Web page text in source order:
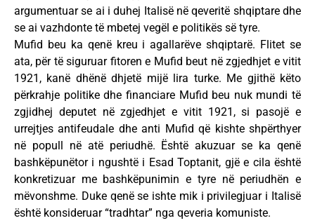
argumentuar se ai i duhej Italisë në qeveritë shqiptare dhe
se ai vazhdonte të mbetej vegël e politikës së tyre.
Mufid beu ka qenë kreu i agallarëve shqiptarë. Flitet se
ata, për të siguruar fitoren e Mufid beut në zgjedhjet e vitit
1921, kanë dhënë dhjetë mijë lira turke. Me gjithë këto
përkrahje politike dhe financiare Mufid beu nuk mundi të
zgjidhej deputet në zgjedhjet e vitit 1921, si pasojë e
urrejtjes antifeudale dhe anti Mufid që kishte shpërthyer
në popull në atë periudhë. Është akuzuar se ka qenë
bashkëpunëtor i ngushtë i Esad Toptanit, gjë e cila është
konkretizuar me bashkëpunimin e tyre në periudhën e
mëvonshme. Duke qenë se ishte mik i privilegjuar i Italisë
është konsideruar “tradhtar” nga qeveria komuniste.